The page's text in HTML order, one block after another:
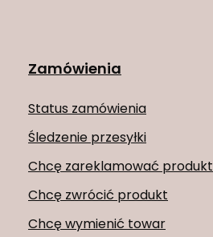
Zamówienia
Status zamówienia
Śledzenie przesyłki
Chcę zareklamować produkt
Chcę zwrócić produkt
Chcę wymienić towar